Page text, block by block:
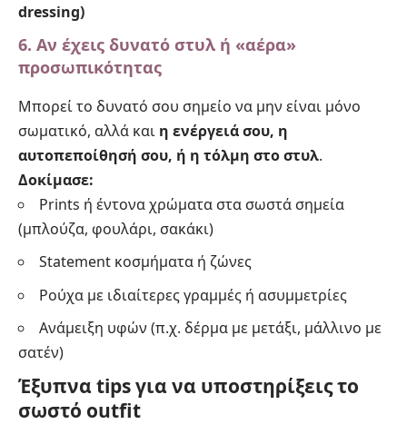
dressing)
6. Αν έχεις δυνατό στυλ ή «αέρα»
προσωπικότητας
Μπορεί το δυνατό σου σημείο να μην είναι μόνο
σωματικό, αλλά και η ενέργειά σου, η
αυτοπεποίθησή σου, ή η τόλμη στο στυλ.
Δοκίμασε:
Prints ή έντονα χρώματα στα σωστά σημεία
(μπλούζα, φουλάρι, σακάκι)
Statement κοσμήματα ή ζώνες
Ρούχα με ιδιαίτερες γραμμές ή ασυμμετρίες
Ανάμειξη υφών (π.χ. δέρμα με μετάξι, μάλλινο με
σατέν)
Έξυπνα tips για να υποστηρίξεις το
σωστό outfit